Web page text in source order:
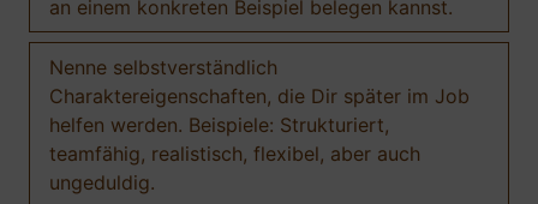
an einem konkreten Beispiel belegen kannst.
Nenne selbstverständlich
Charaktereigenschaften, die Dir später im Job
helfen werden. Beispiele: Strukturiert,
teamfähig, realistisch, flexibel, aber auch
ungeduldig.